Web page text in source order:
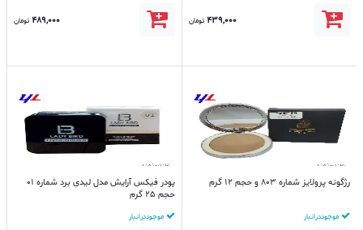
439,000 تومان 489,000 تومان
رژگونه پرولایز شماره 803 و حجم 12 گرم
موجود در انبار
پودر فیکس آرایش مدل لیدی برد شماره 01
حجم 25 گرم
موجود در انبار